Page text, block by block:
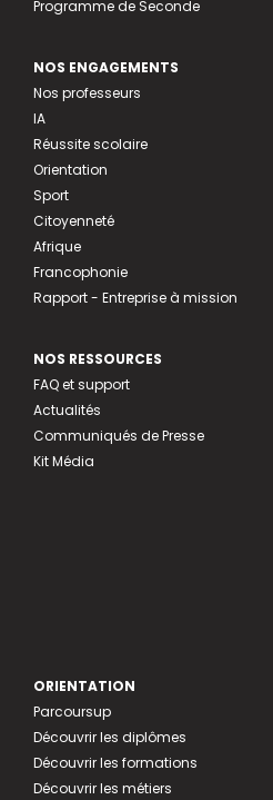
Programme de Seconde
NOS ENGAGEMENTS
Nos professeurs
IA
Réussite scolaire
Orientation
Sport
Citoyenneté
Afrique
Francophonie
Rapport - Entreprise à mission
NOS RESSOURCES
FAQ et support
Actualités
Communiqués de Presse
Kit Média
ORIENTATION
Parcoursup
Découvrir les diplômes
Découvrir les formations
Découvrir les métiers